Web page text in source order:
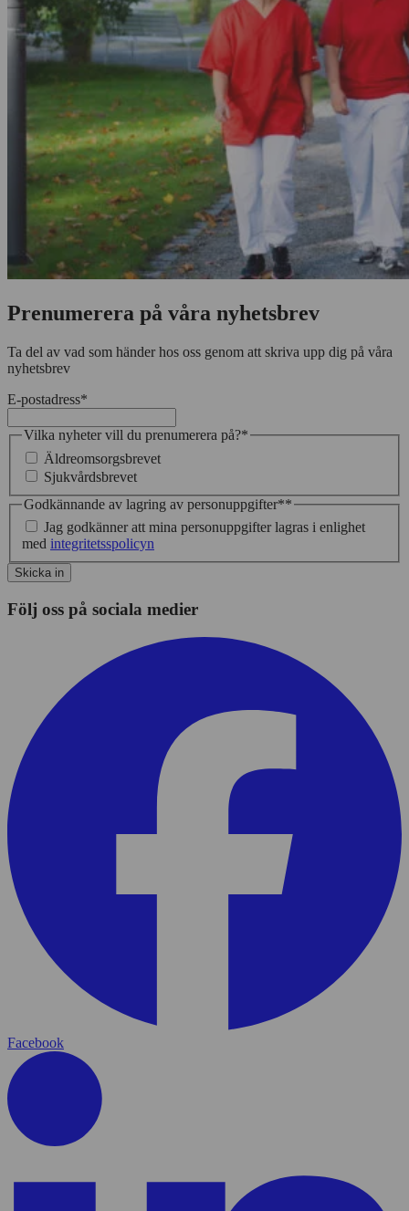
Prenumerera på våra nyhetsbrev
Ta del av vad som händer hos oss genom att skriva upp dig på våra
nyhetsbrev
E-postadress*
Vilka nyheter vill du prenumerera på?*
Äldreomsorgsbrevet
Sjukvårdsbrevet
Godkännande av lagring av personuppgifter**
Jag godkänner att mina personuppgifter lagras i enlighet
med integritetsspolicyn
Skicka in
Följ oss på sociala medier
Facebook